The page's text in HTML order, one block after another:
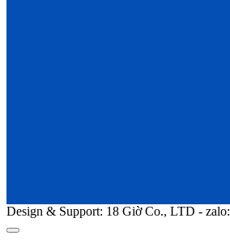
Design & Support: 18 Giờ Co., LTD - zalo: